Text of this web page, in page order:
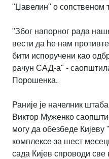
"Џавелин" о сопственом
"Због напорног рада
вести да ће нам
бити испоручени као
рачун САД-а" -
Порошенка.
Раније је начелник
Виктор Муженко
могу да обезбеде
комплексе за шест
сада Кијев спроводи